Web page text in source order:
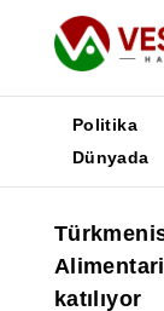
Yayınlar
Medya
Poster
Politika
Dünyada
katılıyor